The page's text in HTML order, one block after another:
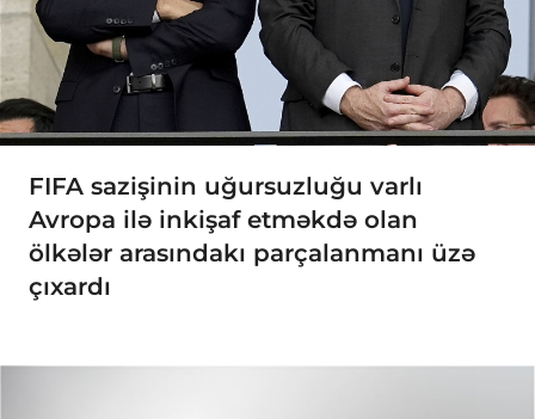
FIFA sazişinin uğursuzluğu varlı
Avropa ilə inkişaf etməkdə olan
ölkələr arasındakı parçalanmanı üzə
çıxardı